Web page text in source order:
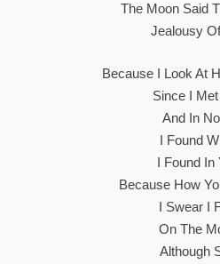
The Moon Said
Jealousy
Because I Look At
Since I
And In
I Found
I Found In
Because How
I Swear I
On The
Although